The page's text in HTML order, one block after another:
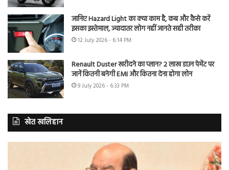
जानिए Hazard Light का क्या काम है, कब और कैसे करें
इसका इस्तेमाल, ज्यादातर लोग नहीं जानते सही तरीका
12 July 2026 - 6:14 PM
Renault Duster खरीदने का प्लान? 2 लाख डाउन पेमेंट पर
जानें कितनी बनेगी EMI और कितना देना होगा लोन
9 July 2026 - 6:33 PM
खेत खलिहान